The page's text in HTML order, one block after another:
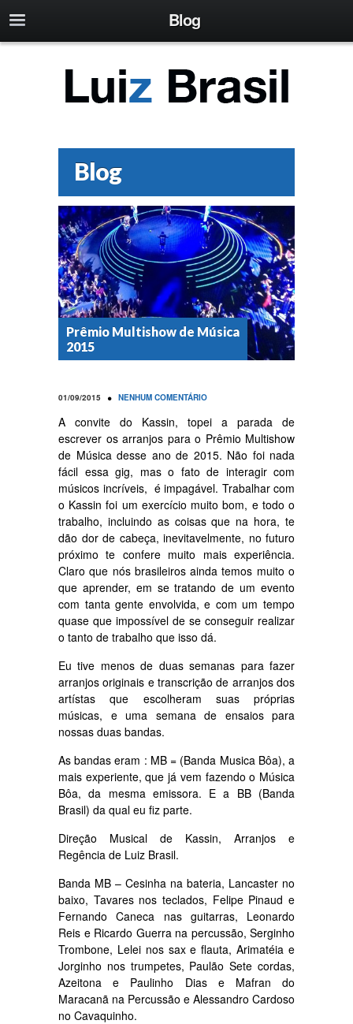
Blog
Blog
Prêmio Multishow de Música
2015
01/09/2015 • NENHUM COMENTÁRIO
A convite do Kassin, topei a parada de
escrever os arranjos para o Prêmio Multishow
de Música desse ano de 2015. Não foi nada
fácil essa gig, mas o fato de interagir com
músicos incríveis, é impagável. Trabalhar com
o Kassin foi um exercício muito bom, e todo o
trabalho, incluindo as coisas que na hora, te
dão dor de cabeça, inevitavelmente, no futuro
próximo te confere muito mais experiência.
Claro que nós brasileiros ainda temos muito o
que aprender, em se tratando de um evento
com tanta gente envolvida, e com um tempo
quase que impossível de se conseguir realizar
o tanto de trabalho que isso dá.
Eu tive menos de duas semanas para fazer
arranjos originais e transcrição de arranjos dos
artístas que escolheram suas próprias
músicas, e uma semana de ensaios para
nossas duas bandas.
As bandas eram : MB = (Banda Musica Bôa), a
mais experiente, que já vem fazendo o Música
Bôa, da mesma emissora. E a BB (Banda
Brasil) da qual eu fiz parte.
Direção Musical de Kassin, Arranjos e
Regência de Luiz Brasil.
Banda MB – Cesinha na bateria, Lancaster no
baixo, Tavares nos teclados, Felipe Pinaud e
Fernando Caneca nas guitarras, Leonardo
Reis e Ricardo Guerra na percussão, Serginho
Trombone, Lelei nos sax e flauta, Arimatéia e
Jorginho nos trumpetes, Paulão Sete cordas,
Azeitona e Paulinho Dias e Mafran do
Maracanã na Percussão e Alessandro Cardoso
no Cavaquinho.